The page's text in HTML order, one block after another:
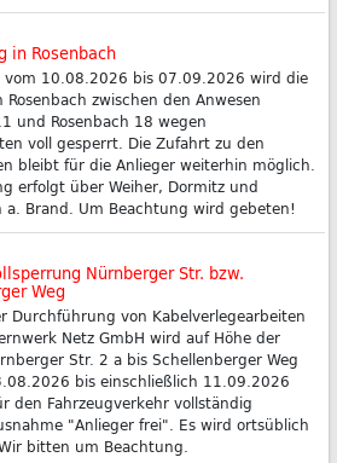
in Rosenbach
vom 10.08.2026 bis 07.09.2026 wird die
Rosenbach zwischen den Anwesen
und Rosenbach 18 wegen
voll gesperrt. Die Zufahrt zu den
bleibt für die Anlieger weiterhin möglich.
erfolgt über Weiher, Dormitz und
a. Brand. Um Beachtung wird gebeten!
Nürnberger Str. bzw.
Weg
Durchführung von Kabelverlegearbeiten
Netz GmbH wird auf Höhe der
Str. 2 a bis Schellenberger Weg
bis einschließlich 11.09.2026
den Fahrzeugverkehr vollständig
"Anlieger frei". Es wird ortsüblich
bitten um Beachtung.